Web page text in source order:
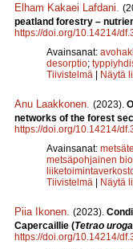
Elham Kakaei Lafdani
peatland forestry –
https://doi.org/10.14214/
Avainsanat:
desorptio;
Tiivistelmä | Näytä
Anu Laakkonen (2023).
networks of the forest
https://doi.org/10.14214/
Avainsanat:
metsäpohjainen
Tiivistelmä | Näytä
Piia Ikonen (2023).
Capercaillie (Tetrao
https://doi.org/10.14214/